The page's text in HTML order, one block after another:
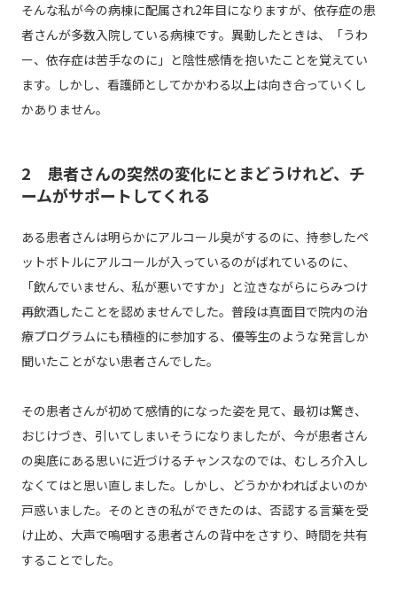
そんな私が今の病棟に配属され2年目になりますが、依存症の患
者さんが多数入院している病棟です。異動したときは、「うわ
ー、依存症は苦手なのに」と陰性感情を抱いたことを覚えてい
ます。しかし、看護師としてかかわる以上は向き合っていくし
かありません。
2 患者さんの突然の変化にとまどうけれど、チ
ームがサポートしてくれる
ある患者さんは明らかにアルコール臭がするのに、持参したペ
ットボトルにアルコールが入っているのがばれているのに、
「飲んでいません、私が悪いですか」と泣きながらにらみつけ
再飲酒したことを認めませんでした。普段は真面目で院内の治
療プログラムにも積極的に参加する、優等生のような発言しか
聞いたことがない患者さんでした。
その患者さんが初めて感情的になった姿を見て、最初は驚き、
おじけづき、引いてしまいそうになりましたが、今が患者さん
の奥底にある思いに近づけるチャンスなのでは、むしろ介入し
なくてはと思い直しました。しかし、どうかかわればよいのか
戸惑いました。そのときの私ができたのは、否認する言葉を受
け止め、大声で嗚咽する患者さんの背中をさすり、時間を共有
することでした。